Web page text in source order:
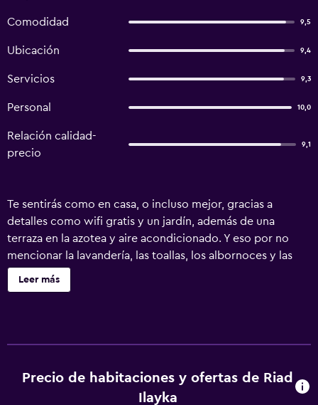
Comodidad 9,5
Ubicación 9,4
Servicios 9,3
Personal 10,0
Relación calidad-
precio
9,1
Te sentirás como en casa, o incluso mejor, gracias a
detalles como wifi gratis y un jardín, además de una
terraza en la azotea y aire acondicionado. Y eso por no
mencionar la lavandería, las toallas, los albornoces y las
zapatillas.
Leer más
Precio de habitaciones y ofertas de Riad
Ilayka